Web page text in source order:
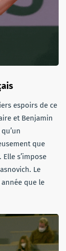
espoirs de ce
et Benjamin
que
s’impose
Le
que le